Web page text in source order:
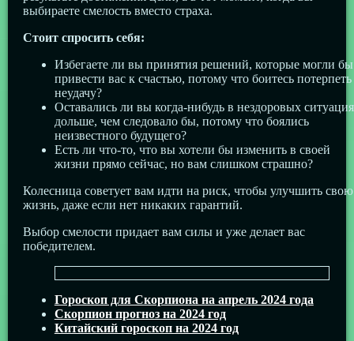
выбираете смелость вместо страха.
Стоит спросить себя:
Избегаете ли вы принятия решений, которые могли бы
привести вас к счастью, потому что боитесь потерпеть
неудачу?
Оставались ли вы когда-нибудь в нездоровых
дольше, чем следовало бы, потому что боялись
неизвестного будущего?
Есть ли что-то, что вы хотели бы изменить в своей
жизни прямо сейчас, но вам слишком страшно?
Колесница советует вам идти на риск, чтобы улучшить свою
жизнь, даже если нет никаких гарантий.
Выбор смелости придает вам силы и уже делает вас
победителем.
Гороскоп для Скорпиона на апрель 2024 года
Скорпион прогноз на 2024 год
Китайский гороскоп на 2024 год